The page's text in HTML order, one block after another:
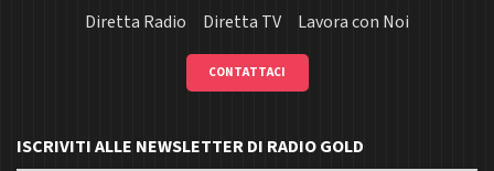
Diretta Radio
Diretta TV Lavora con Noi
CONTATTACI
ISCRIVITI ALLE NEWSLETTER DI RADIO GOLD